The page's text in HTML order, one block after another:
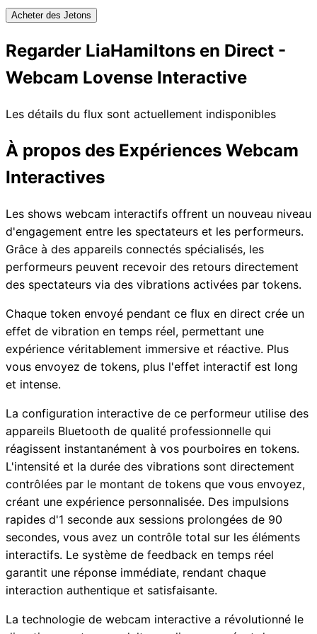
Acheter des Jetons
Regarder LiaHamiltons en Direct -
Webcam Lovense Interactive
Les détails du flux sont actuellement indisponibles
À propos des Expériences Webcam
Interactives
Les shows webcam interactifs offrent un nouveau niveau
d'engagement entre les spectateurs et les performeurs.
Grâce à des appareils connectés spécialisés, les
performeurs peuvent recevoir des retours directement
des spectateurs via des vibrations activées par tokens.
Chaque token envoyé pendant ce flux en direct crée un
effet de vibration en temps réel, permettant une
expérience véritablement immersive et réactive. Plus
vous envoyez de tokens, plus l'effet interactif est long
et intense.
La configuration interactive de ce performeur utilise des
appareils Bluetooth de qualité professionnelle qui
réagissent instantanément à vos pourboires en tokens.
L'intensité et la durée des vibrations sont directement
contrôlées par le montant de tokens que vous envoyez,
créant une expérience personnalisée. Des impulsions
rapides d'1 seconde aux sessions prolongées de 90
secondes, vous avez un contrôle total sur les éléments
interactifs. Le système de feedback en temps réel
garantit une réponse immédiate, rendant chaque
interaction authentique et satisfaisante.
La technologie de webcam interactive a révolutionné le